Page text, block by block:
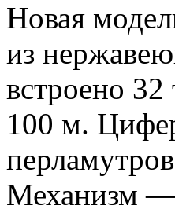
Новая
из
встроено
100 м.
Механизм —